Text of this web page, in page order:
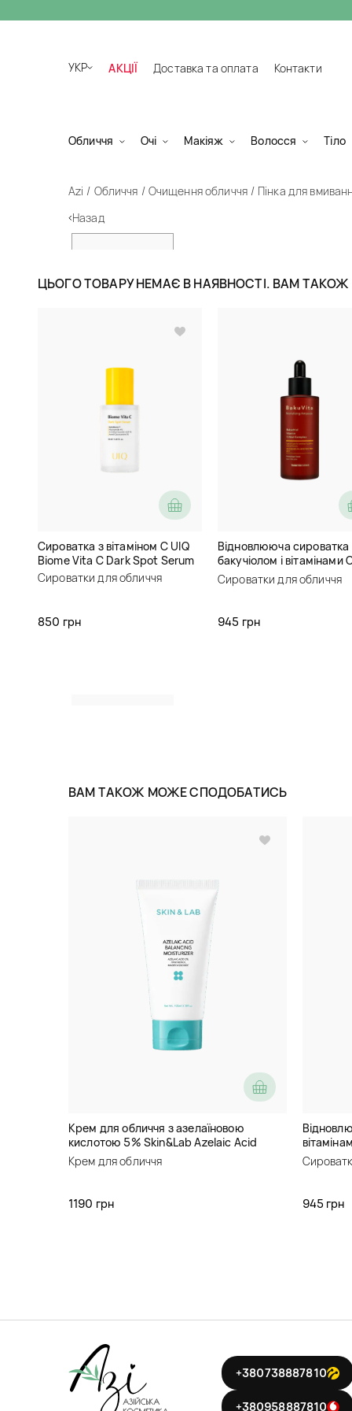
УКР АКЦІЇ Доставка та оплата Контакти
Обличчя Очі Макіяж Волосся Тіло
ЦЬОГО ТОВАРУ НЕМАЄ В НАЯВНОСТІ. ВАМ
Сироватка з вітаміном C UIQ
Biome Vita C Dark Spot Serum
Сироватки для обличчя
850 грн
Відновлююча сироватка
бакучіолом і вітамінами
Thank You Farmer
Revitalizing Ampoule
Сироватки для обличчя
945 грн
Azi Обличчя Очищення обличчя
Пінка для
Назад
ВАМ ТАКОЖ МОЖЕ СПОДОБАТИСЬ
Крем для обличчя з азелаїновою
кислотою 5% Skin&Lab Azelaic Acid
Balancing Moisturizer
Крем для обличчя
1190 грн
BakuVita
945 грн
+380738887810
+380958887810